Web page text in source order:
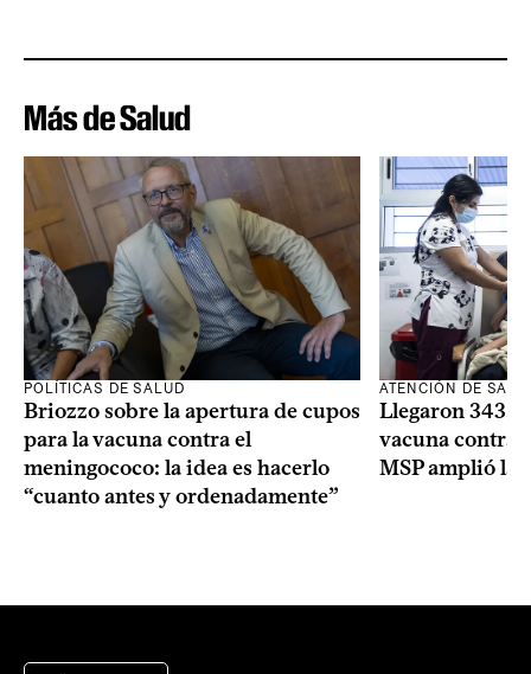
Más de Salud
POLÍTICAS DE SALUD
Briozzo sobre la apertura de cupos
para la vacuna contra el
meningococo: la idea es hacerlo
“cuanto antes y ordenadamente”
ATENCIÓN DE
Llegaron
vacuna contra
MSP amplió la